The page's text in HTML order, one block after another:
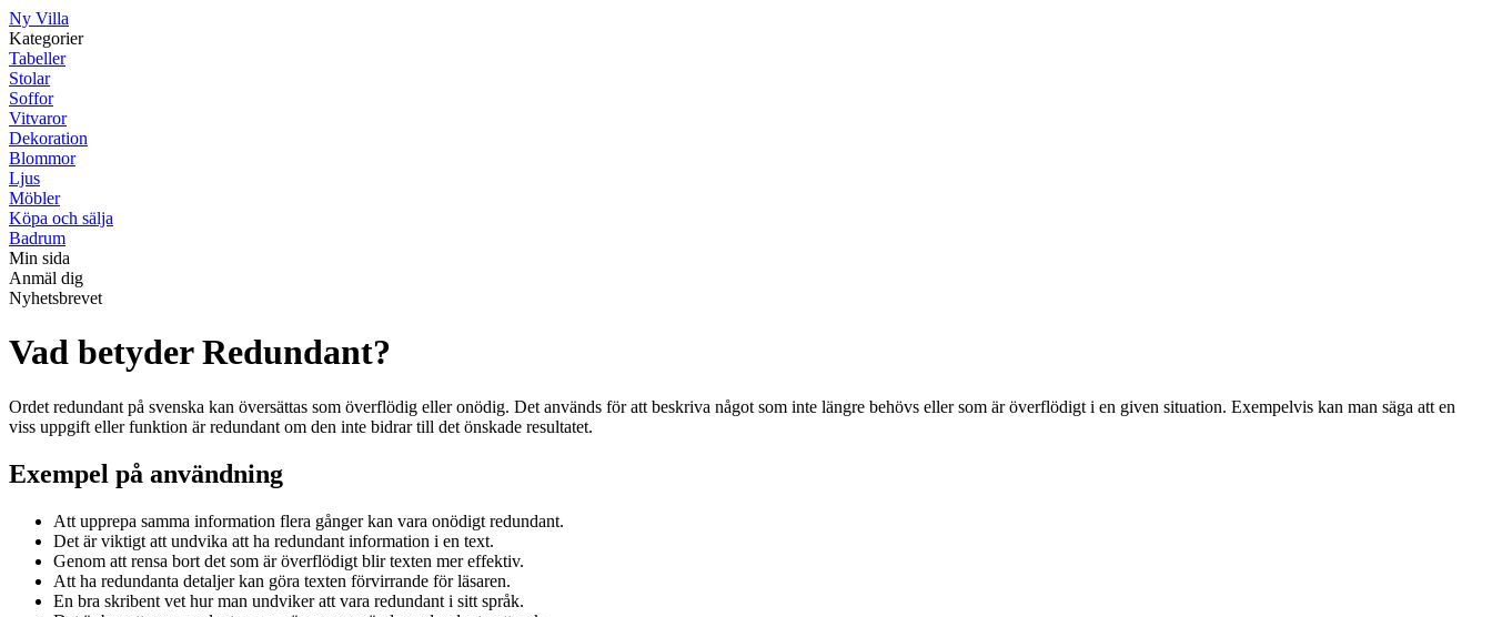
Ny Villa
Kategorier
Tabeller
Stolar
Soffor
Vitvaror
Dekoration
Blommor
Ljus
Möbler
Köpa och sälja
Badrum
Min sida
Anmäl dig
Nyhetsbrevet
Vad betyder Redundant?
Ordet redundant på svenska kan översättas som överflödig eller onödig. Det används för att beskriva något som inte längre behövs eller som är överflödigt i en given situation. Exempelvis kan man säga att en
viss uppgift eller funktion är redundant om den inte bidrar till det önskade resultatet.
Exempel på användning
Att upprepa samma information flera gånger kan vara onödigt redundant.
Det är viktigt att undvika att ha redundant information i en text.
Genom att rensa bort det som är överflödigt blir texten mer effektiv.
Att ha redundanta detaljer kan göra texten förvirrande för läsaren.
En bra skribent vet hur man undviker att vara redundant i sitt språk.